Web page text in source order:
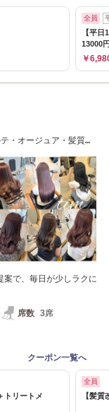
全員
【平
13000
￥
・オージュア・髪質改
案で、毎日が少しラクに
席数 3席
クーポン一覧へ
トリートメ
全員
【髪